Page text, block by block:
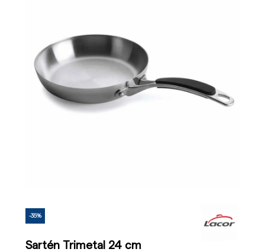
-35%
Sartén Trimetal 24 cm